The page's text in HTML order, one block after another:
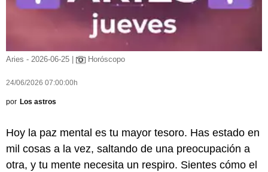
Aries - 2026-06-25 | Horóscopo
24/06/2026 07:00:00h
por Los astros
Hoy la paz mental es tu mayor tesoro. Has estado en
mil cosas a la vez, saltando de una preocupación a
otra, y tu mente necesita un respiro. Sientes cómo el